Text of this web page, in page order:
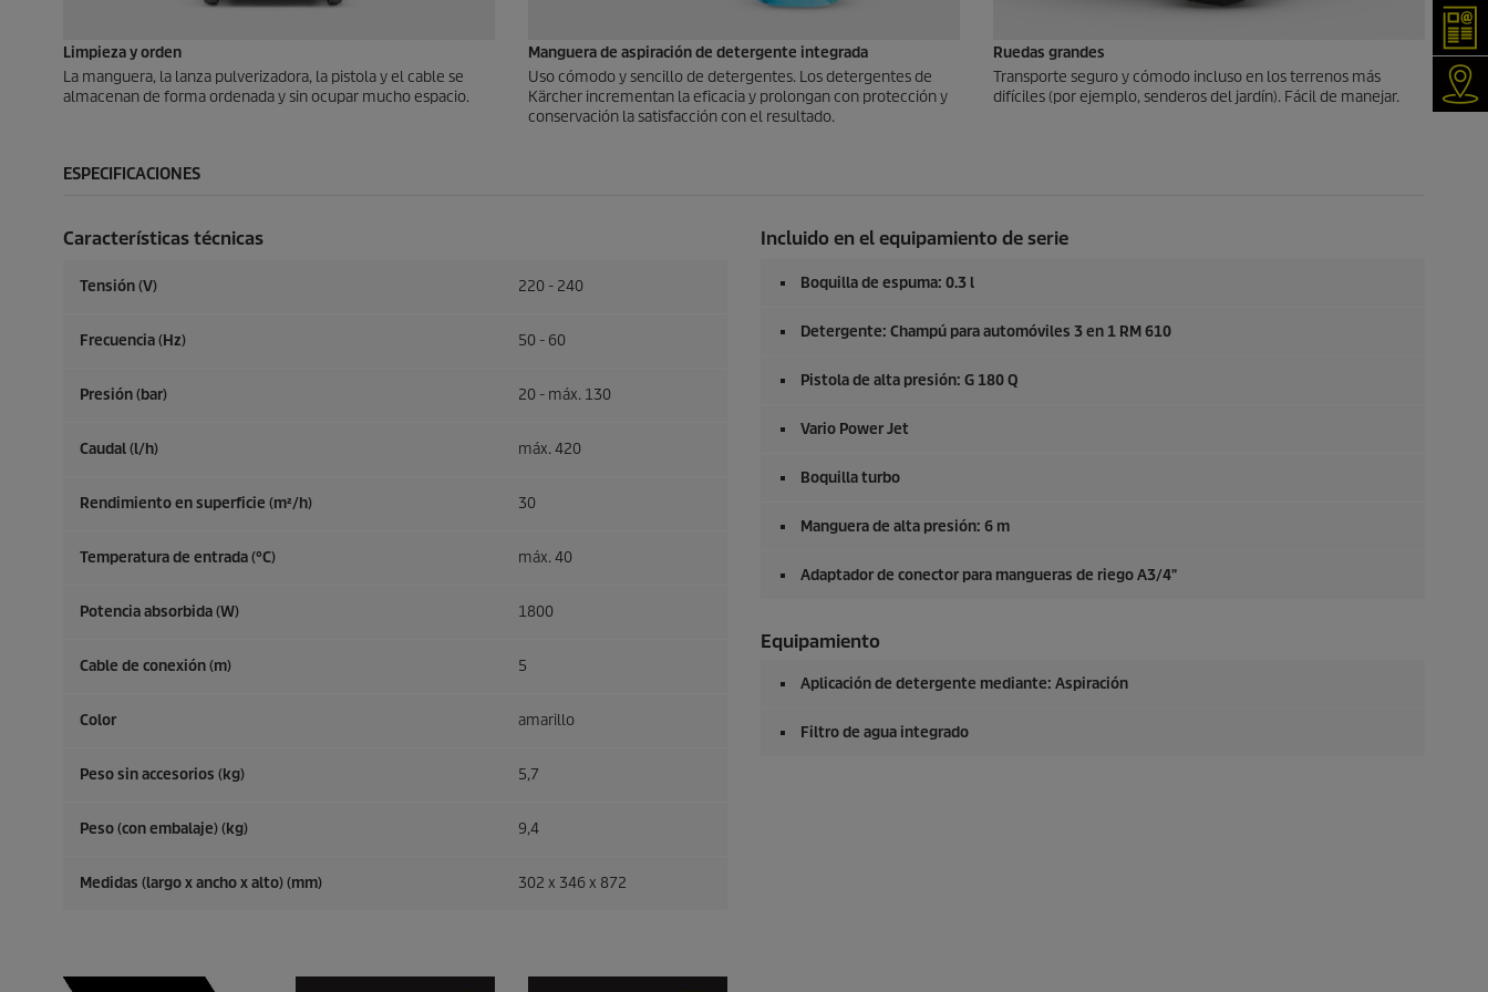
Limpieza y orden
La manguera, la lanza pulverizadora, la pistola y el cable se
almacenan de forma ordenada y sin ocupar mucho espacio.
Manguera de aspiración de detergente integrada
Uso cómodo y sencillo de detergentes. Los detergentes de
Kärcher incrementan la eficacia y prolongan con protección y
conservación la satisfacción con el resultado.
Ruedas grandes
Transporte seguro y cómodo incluso en los terrenos más
difíciles (por ejemplo, senderos del jardín). Fácil de manejar.
ESPECIFICACIONES
Características técnicas
Tensión (V) 220 - 240
Frecuencia (Hz) 50 - 60
Presión (bar) 20 - máx. 130
Caudal (l/h) máx. 420
Rendimiento en superficie (m²/h) 30
Temperatura de entrada (°C) máx. 40
Potencia absorbida (W) 1800
Cable de conexión (m) 5
Color amarillo
Peso sin accesorios (kg) 5,7
Peso (con embalaje) (kg) 9,4
Medidas (largo x ancho x alto) (mm) 302 x 346 x 872
Incluido en el equipamiento de serie
Boquilla de espuma: 0.3 l
Detergente: Champú para automóviles 3 en 1 RM 610
Pistola de alta presión: G 180 Q
Vario Power Jet
Boquilla turbo
Manguera de alta presión: 6 m
Adaptador de conector para mangueras de riego A3/4"
Equipamiento
Aplicación de detergente mediante: Aspiración
Filtro de agua integrado